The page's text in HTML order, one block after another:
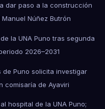
dar paso a la construcción
Núñez Butrón
la UNA Puno tras segunda
2026–2031
Puno solicita investigar
comisaría de Ayaviri
hospital de la UNA Puno;